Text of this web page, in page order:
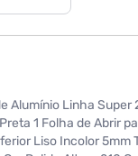
Alumínio Linha Super
1 Folha de Abrir
Liso Incolor 5mm